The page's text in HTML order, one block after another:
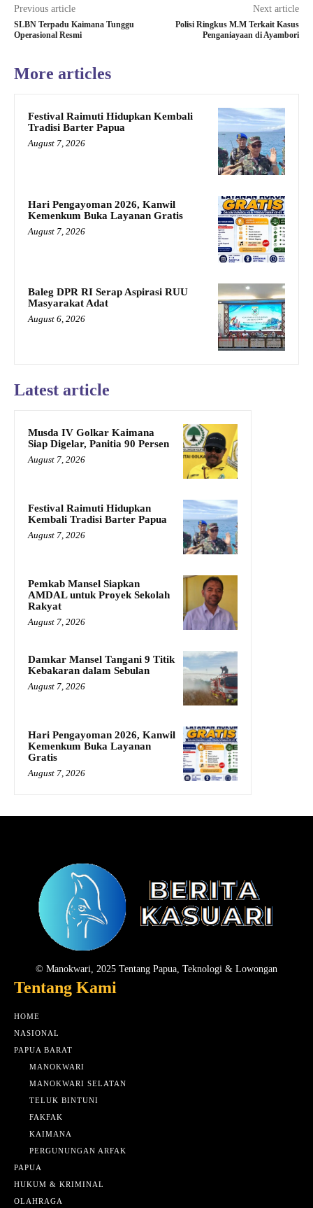
Previous article
SLBN Terpadu Kaimana Tunggu
Operasional Resmi
Next article
Polisi Ringkus M.M Terkait Kasus
Penganiayaan di Ayambori
More articles
Festival Raimuti Hidupkan Kembali
Tradisi Barter Papua
August 7, 2026
Hari Pengayoman 2026, Kanwil
Kemenkum Buka Layanan Gratis
August 7, 2026
Baleg DPR RI Serap Aspirasi RUU
Masyarakat Adat
August 6, 2026
Latest article
Musda IV Golkar Kaimana
Siap Digelar, Panitia 90 Persen
August 7, 2026
Festival Raimuti Hidupkan
Kembali Tradisi Barter Papua
August 7, 2026
Pemkab Mansel Siapkan
AMDAL untuk Proyek Sekolah
Rakyat
August 7, 2026
Damkar Mansel Tangani 9 Titik
Kebakaran dalam Sebulan
August 7, 2026
Hari Pengayoman 2026, Kanwil
Kemenkum Buka Layanan
Gratis
August 7, 2026
© Manokwari, 2025 Tentang Papua, Teknologi & Lowongan
Tentang Kami
HOME
NASIONAL
PAPUA BARAT
MANOKWARI
MANOKWARI SELATAN
TELUK BINTUNI
FAKFAK
KAIMANA
PERGUNUNGAN ARFAK
PAPUA
HUKUM & KRIMINAL
OLAHRAGA